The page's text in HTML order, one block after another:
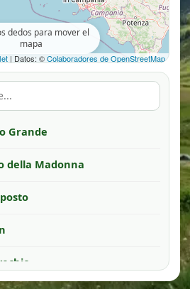
| Datos: ©Colaboradores de OpenStreetMap
dedos para mover el
mapa
Grande
della Madonna